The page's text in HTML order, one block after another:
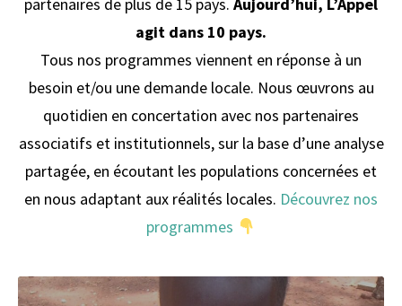
agit dans 10 pays.
Tous nos programmes viennent en réponse à un
besoin et/ou une demande locale. Nous œuvrons au
quotidien en concertation avec nos partenaires
associatifs et institutionnels, sur la base d’une analyse
partagée, en écoutant les populations concernées et
en nous adaptant aux réalités locales. Découvrez nos
programmes